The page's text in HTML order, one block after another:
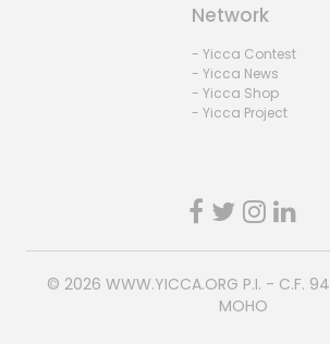
Network
- Yicca Contest
- Yicca News
- Yicca Shop
- Yicca Project
© 2026 WWW.YICCA.ORG P.I. - C.F.
MOHO